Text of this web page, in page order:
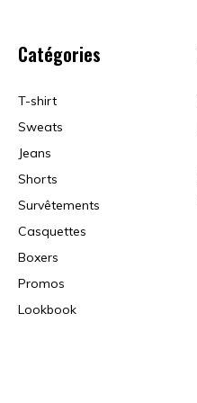
Catégories
T-shirt
Sweats
Jeans
Shorts
Survêtements
Casquettes
Boxers
Promos
Lookbook